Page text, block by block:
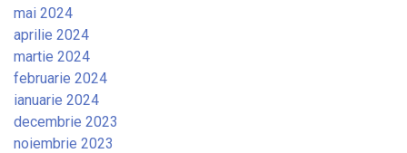
mai 2024
aprilie 2024
martie 2024
februarie 2024
ianuarie 2024
decembrie 2023
noiembrie 2023